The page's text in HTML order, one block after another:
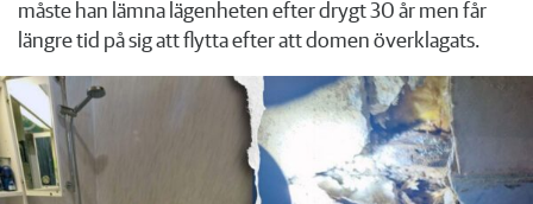
måste han lämna lägenheten efter drygt 30 år men får
längre tid på sig att flytta efter att domen överklagats.